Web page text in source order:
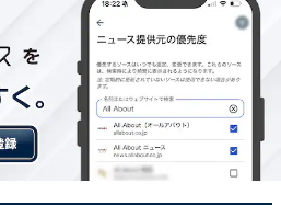
イトクラブくじゅう」が今だけ特別
全国屈指の星空スポットを満喫【7月4